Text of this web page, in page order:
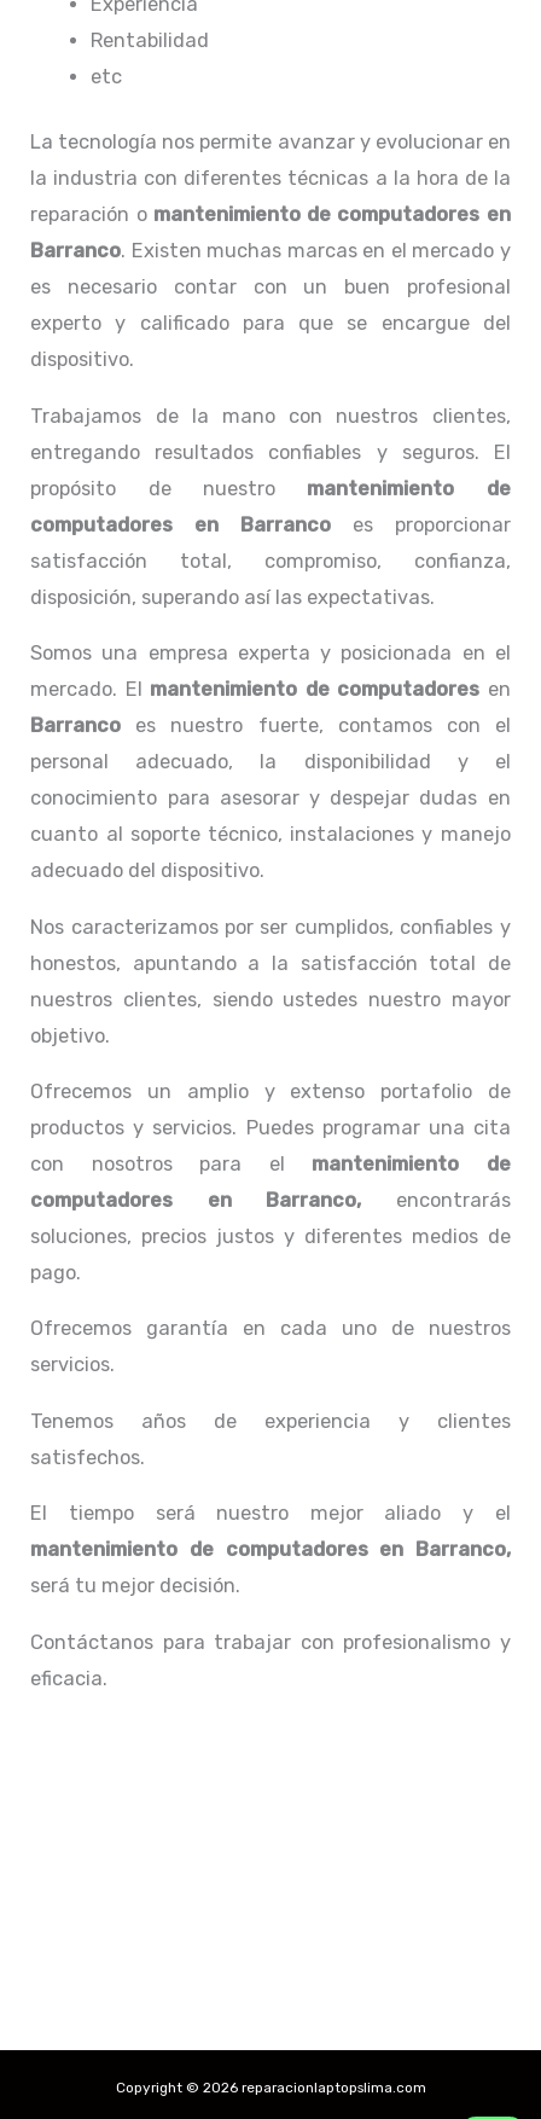
Rentabilidad
etc
La tecnología nos permite avanzar y evolucionar en
la industria con diferentes técnicas a la hora de la
reparación o mantenimiento de computadores en
Barranco. Existen muchas marcas en el mercado y
es necesario contar con un buen profesional
experto y calificado para que se encargue del
dispositivo.
Trabajamos de la mano con nuestros clientes,
entregando resultados confiables y seguros. El
propósito de nuestro mantenimiento de
computadores en Barranco es proporcionar
satisfacción total, compromiso, confianza,
disposición, superando así las expectativas.
Somos una empresa experta y posicionada en el
mercado. El mantenimiento de computadores en
Barranco es nuestro fuerte, contamos con el
personal adecuado, la disponibilidad y el
conocimiento para asesorar y despejar dudas en
cuanto al soporte técnico, instalaciones y manejo
adecuado del dispositivo.
Nos caracterizamos por ser cumplidos, confiables y
honestos, apuntando a la satisfacción total de
nuestros clientes, siendo ustedes nuestro mayor
objetivo.
Ofrecemos un amplio y extenso portafolio de
productos y servicios. Puedes programar una cita
con nosotros para el mantenimiento de
computadores en Barranco, encontrarás
soluciones, precios justos y diferentes medios de
pago.
Ofrecemos garantía en cada uno de nuestros
servicios.
Tenemos años de experiencia y clientes
satisfechos.
El tiempo será nuestro mejor aliado y el
mantenimiento de computadores en Barranco,
será tu mejor decisión.
Contáctanos para trabajar con profesionalismo y
eficacia.
Copyright © 2026 reparacionlaptopslima.com